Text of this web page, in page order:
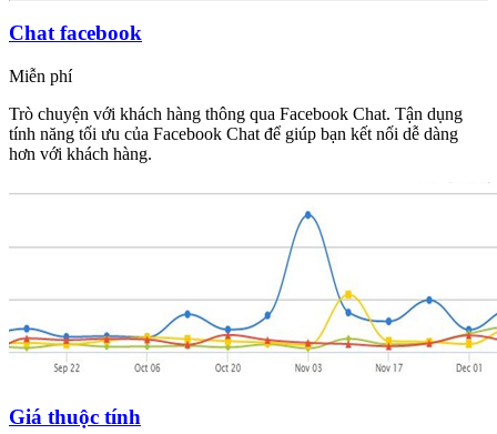
Chat facebook
Miễn phí
Trò chuyện với khách hàng thông qua Facebook Chat. Tận dụng
tính năng tối ưu của Facebook Chat để giúp bạn kết nối dễ dàng
hơn với khách hàng.
Giá thuộc tính